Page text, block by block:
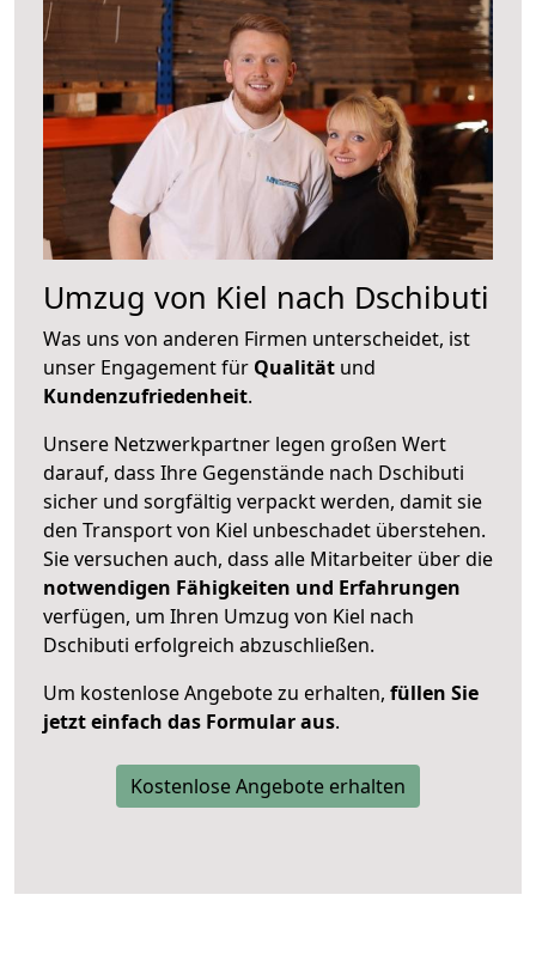
Umzug von Kiel nach Dschibuti
Was uns von anderen Firmen unterscheidet, ist
unser Engagement für Qualität und
Kundenzufriedenheit.
Unsere Netzwerkpartner legen großen Wert
darauf, dass Ihre Gegenstände nach Dschibuti
sicher und sorgfältig verpackt werden, damit sie
den Transport von Kiel unbeschadet überstehen.
Sie versuchen auch, dass alle Mitarbeiter über die
notwendigen Fähigkeiten und Erfahrungen
verfügen, um Ihren Umzug von Kiel nach
Dschibuti erfolgreich abzuschließen.
Um kostenlose Angebote zu erhalten, füllen Sie
jetzt einfach das Formular aus.
Kostenlose Angebote erhalten